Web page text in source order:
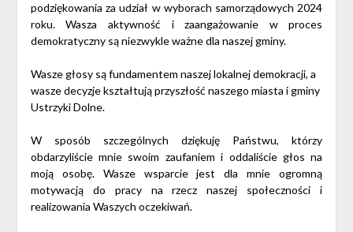
podziękowania za udział w wyborach samorządowych 2024
roku. Wasza aktywność i zaangażowanie w proces
demokratyczny są niezwykle ważne dla naszej gminy.
Wasze głosy są fundamentem naszej lokalnej demokracji, a
wasze decyzje kształtują przyszłość naszego miasta i gminy
Ustrzyki Dolne.
W sposób szczególnych dziękuję Państwu, którzy
obdarzyliście mnie swoim zaufaniem i oddaliście głos na
moją osobę. Wasze wsparcie jest dla mnie ogromną
motywacją do pracy na rzecz naszej społeczności i
realizowania Waszych oczekiwań.